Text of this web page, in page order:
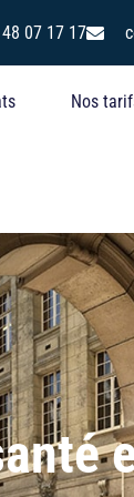
07 17 17
Nos